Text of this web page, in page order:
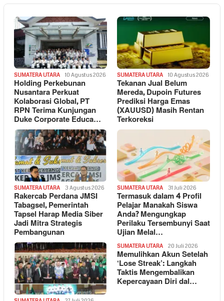
SUMATERA UTARA 10 Agustus 2026
Holding Perkebunan
Nusantara Perkuat
Kolaborasi Global, PT
RPN Terima Kunjungan
Duke Corporate Educa…
SUMATERA UTARA 10 Agustus 2026
Tekanan Jual Belum
Mereda, Dupoin Futures
Prediksi Harga Emas
(XAUUSD) Masih Rentan
Terkoreksi
SUMATERA UTARA 3 Agustus 2026
Rakercab Perdana JMSI
Tabagsel, Pemerintah
Tapsel Harap Media Siber
Jadi Mitra Strategis
Pembangunan
SUMATERA UTARA 31 Juli 2026
Termasuk dalam 4 Profil
Pelajar Manakah Siswa
Anda? Mengungkap
Perilaku Tersembunyi Saat
Ujian Melal…
SUMATERA UTARA 20 Juli 2026
Memulihkan Akun Setelah
‘Lose Streak’: Langkah
Taktis Mengembalikan
Kepercayaan Diri dal…